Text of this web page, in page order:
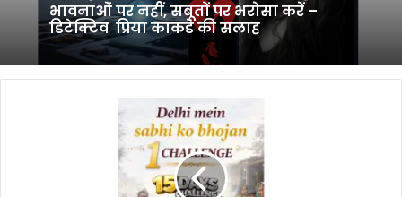
वैलेंटाइन डे विशेष: प्रेम में धोखा टालना है तो
भावनाओं पर नहीं, सबूतों पर भरोसा करें –
डिटेक्टिव प्रिया काकडे की सलाह
Dhol Matrimony ने AI-पावर्ड, स्कैम-रेसिस्टेंट
और प्राइवेसी-फर्स्ट प्लेटफॉर्म के साथ
ऑनलाइन मैचमेकिंग को नया आयाम दिया